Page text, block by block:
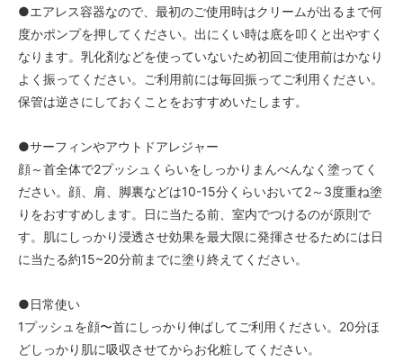
●エアレス容器なので、最初のご使用時はクリームが出るまで何
度かポンプを押してください。出にくい時は底を叩くと出やすく
なります。乳化剤などを使っていないため初回ご使用前はかなり
よく振ってください。ご利用前には毎回振ってご利用ください。
保管は逆さにしておくことをおすすめいたします。
●サーフィンやアウトドアレジャー
顔～首全体で2プッシュくらいをしっかりまんべんなく塗ってく
ださい。顔、肩、脚裏などは10-15分くらいおいて2～3度重ね塗
りをおすすめします。日に当たる前、室内でつけるのが原則で
す。肌にしっかり浸透させ効果を最大限に発揮させるためには日
に当たる約15~20分前までに塗り終えてください。
●日常使い
1プッシュを顔〜首にしっかり伸ばしてご利用ください。20分ほ
どしっかり肌に吸収させてからお化粧してください。